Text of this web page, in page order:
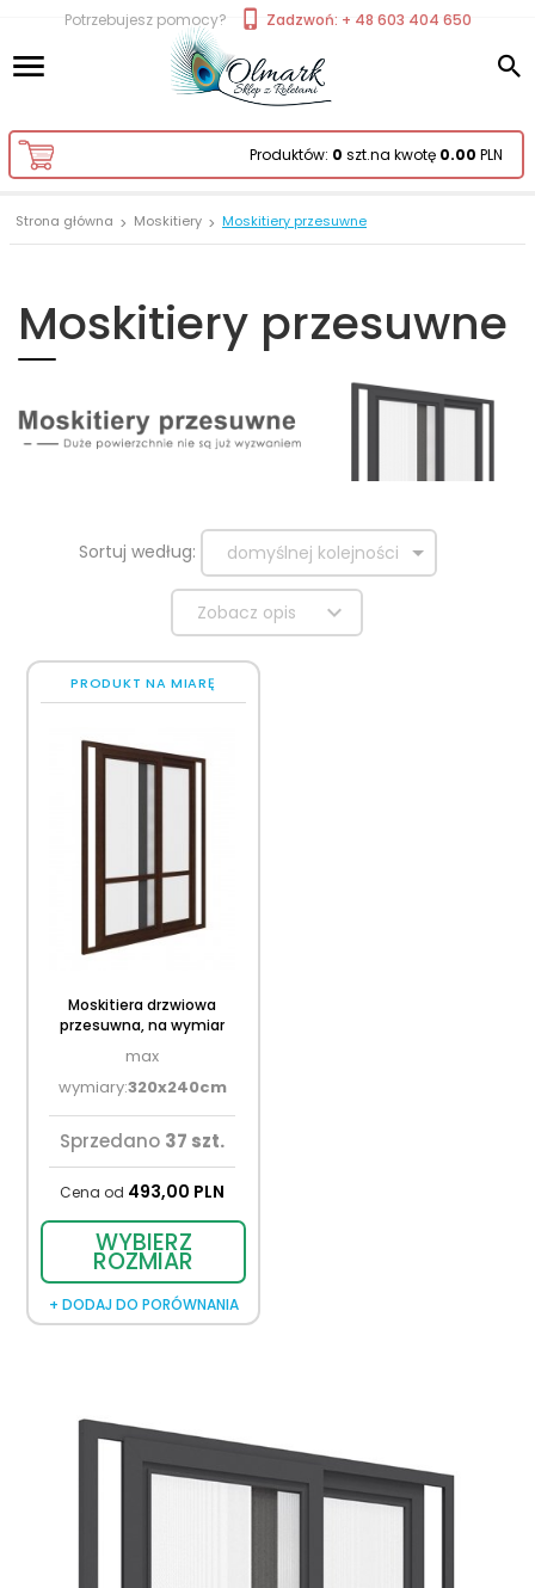
Potrzebujesz pomocy? Zadzwoń: + 48 603 404 650
Produktów: 0 szt.na kwotę 0.00 PLN
Strona główna Moskitiery Moskitiery przesuwne
Moskitiery przesuwne
Sortuj według: sort
domyślnej kolejności
Zobacz opis
PRODUKT NA MIARĘ
Moskitiera drzwiowa
przesuwna, na wymiar
max
wymiary:320x240cm
Sprzedano 37 szt.
Cena od 493,00 PLN
WYBIERZ
ROZMIAR
+ DODAJ DO PORÓWNANIA